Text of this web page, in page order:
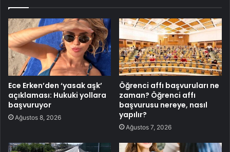
Ece Erken’den ‘yasak aşk’
açıklaması: Hukuki yollara
başvuruyor
Ağustos 8, 2026
Öğrenci affı başvuruları ne
zaman? Öğrenci affı
başvurusu nereye, nasıl
yapılır?
Ağustos 7, 2026